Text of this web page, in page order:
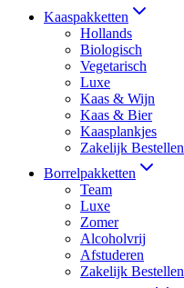
Kaaspakketten
Hollands
Biologisch
Vegetarisch
Luxe
Kaas & Wijn
Kaas & Bier
Kaasplankjes
Zakelijk Bestellen
Borrelpakketten
Team
Luxe
Zomer
Alcoholvrij
Afstuderen
Zakelijk Bestellen